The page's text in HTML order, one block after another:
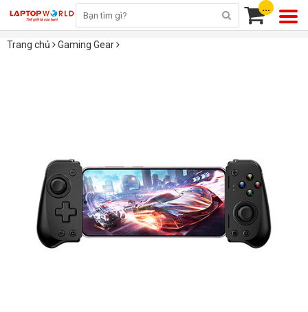
...
Trang chủ Gaming Gear